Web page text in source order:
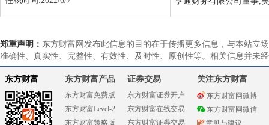
郑重声明： 东方财富网发布此信息的目的在于传播更多信息，与本站立
准确性、真实性、完整性、有效性、及时性、原创性等。相关信息并未
东方财富 东方财富产品
东方财富免费版
东方财富Level-2
东方财富策略版
证券交易
东方财富证券开户
东方财富在线交易
东方财富证券交易
关注东方财富
东方财富网微博
东方财富网微信
意见与建议